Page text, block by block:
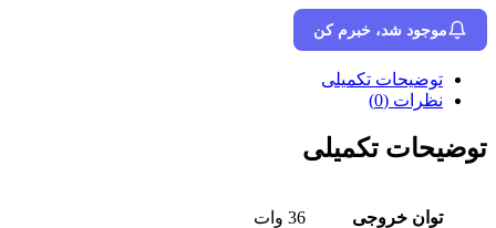
موجود شد، خبرم کن
توضیحات تکمیلی
نظرات (0)
توضیحات تکمیلی
توان خروجی 36 وات